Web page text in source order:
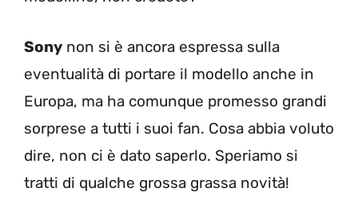
Sony non si è ancora espressa sulla
eventualità di portare il modello anche in
Europa, ma ha comunque promesso grandi
sorprese a tutti i suoi fan. Cosa abbia voluto
dire, non ci è dato saperlo. Speriamo si
tratti di qualche grossa grassa novità!